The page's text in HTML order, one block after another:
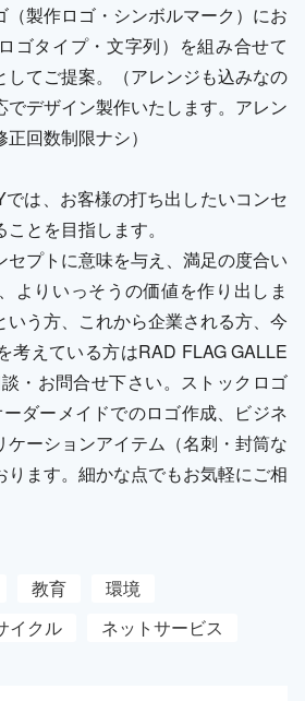
（製作ロゴ・シンボルマーク）にお
ゴタイプ・文字列）を組み合せて
してご提案。（アレンジも込みなの
でデザイン製作いたします。アレン
回数制限ナシ）
は、お客様の打ち出したいコンセ
とを目指します。
セプトに意味を与え、満足の度合い
よりいっそうの価値を作り出しま
いう方、これから企業される方、今
考えている方はRAD FLAG GALLE
・お問合せ下さい。ストックロゴ
ダーメイドでのロゴ作成、ビジネ
ケーションアイテム（名刺・封筒な
ります。細かな点でもお気軽にご相
教育
環境
イクル ネットサービス